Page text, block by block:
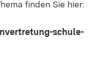
finden Sie hier:
schule-